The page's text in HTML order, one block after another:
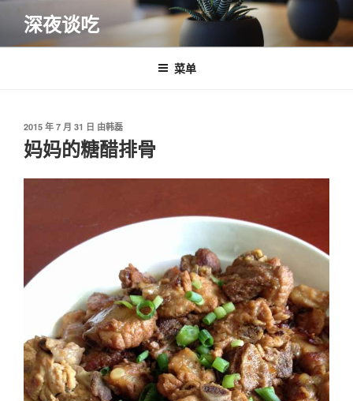
内
深夜谈吃
菜单
发
布
于
2015 年 7 月 31 日 由韩磊
妈妈的糖醋排骨